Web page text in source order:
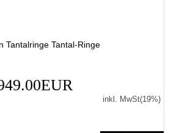
Tantalringe Tantal-Ringe
inkl. MwSt(19%)